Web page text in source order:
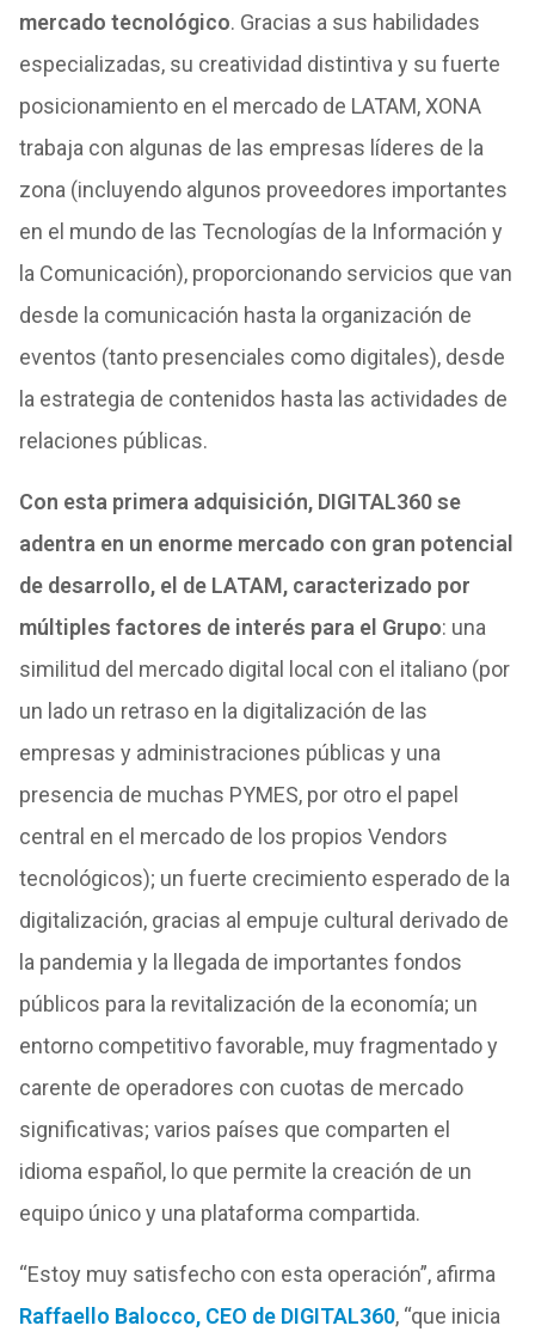
mercado tecnológico. Gracias a sus habilidades
especializadas, su creatividad distintiva y su fuerte
posicionamiento en el mercado de LATAM, XONA
trabaja con algunas de las empresas líderes de la
zona (incluyendo algunos proveedores importantes
en el mundo de las Tecnologías de la Información y
la Comunicación), proporcionando servicios que van
desde la comunicación hasta la organización de
eventos (tanto presenciales como digitales), desde
la estrategia de contenidos hasta las actividades de
relaciones públicas.
Con esta primera adquisición, DIGITAL360 se
adentra en un enorme mercado con gran potencial
de desarrollo, el de LATAM, caracterizado por
múltiples factores de interés para el Grupo: una
similitud del mercado digital local con el italiano (por
un lado un retraso en la digitalización de las
empresas y administraciones públicas y una
presencia de muchas PYMES, por otro el papel
central en el mercado de los propios Vendors
tecnológicos); un fuerte crecimiento esperado de la
digitalización, gracias al empuje cultural derivado de
la pandemia y la llegada de importantes fondos
públicos para la revitalización de la economía; un
entorno competitivo favorable, muy fragmentado y
carente de operadores con cuotas de mercado
significativas; varios países que comparten el
idioma español, lo que permite la creación de un
equipo único y una plataforma compartida.
“Estoy muy satisfecho con esta operación”, afirma
Raffaello Balocco, CEO de DIGITAL360, “que inicia